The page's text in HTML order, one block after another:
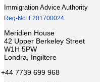
Immigration Advice Authority
Reg-No: F201700024
Meridien House
42 Upper Berkeley Street
W1H 5PW
Londra, İngiltere
+44 7739 699 968